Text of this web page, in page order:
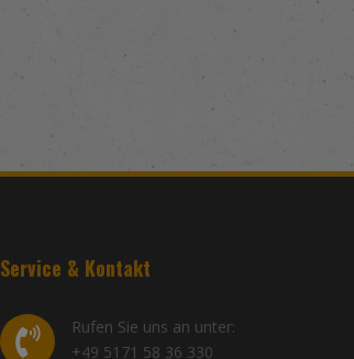
Service & Kontakt
Rufen Sie uns an unter:
+49 5171 58 36 330